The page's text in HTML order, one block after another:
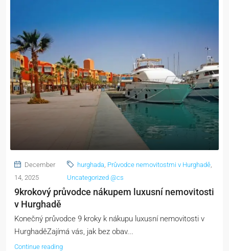
December
14, 2025
hurghada Průvodce nemovitostmi v Hurghadě
Uncategorized @cs
9krokový průvodce nákupem luxusní nemovitosti
v Hurghadě
Konečný průvodce 9 kroky k nákupu luxusní nemovitosti v
HurghaděZajímá vás, jak bez obav...
Continue reading